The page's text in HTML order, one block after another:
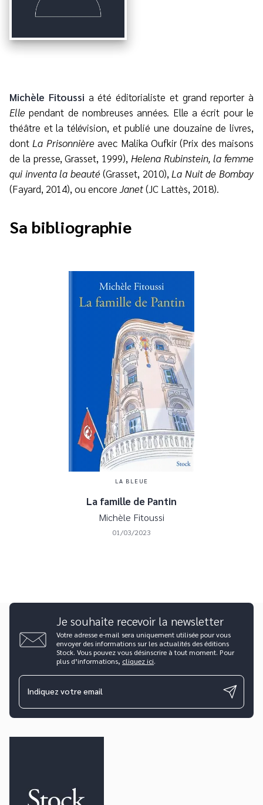
Michèle Fitoussi a été éditorialiste et grand reporter à
Elle pendant de nombreuses années. Elle a écrit pour le
théâtre et la télévision, et publié une douzaine de livres,
dont La Prisonnièreavec Malika Oufkir (Prix des maisons
de la presse, Grasset, 1999), Helena Rubinstein, la femme
qui inventa la beauté(Grasset, 2010), La Nuit de Bombay
(Fayard, 2014), ou encore Janet(JC Lattès, 2018).
Sa bibliographie
LA BLEUE
La famille de Pantin
Michèle Fitoussi
01/03/2023
Je souhaite recevoir la newsletter
Votre adresse e-mail sera uniquement utilisée pour vous
envoyer des informations sur les actualités des éditions
Stock. Vous pouvez vous désinscrire à tout moment. Pour
plus d’informations, cliquez ici.
Indiquez votre email